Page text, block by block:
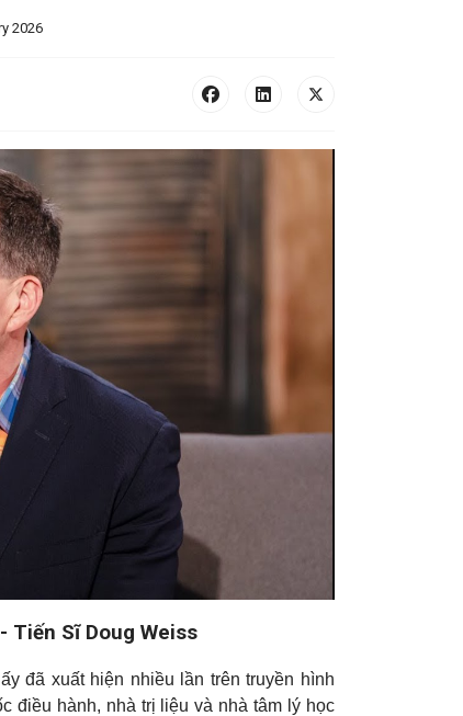
2026
Tiến Sĩ Doug Weiss
đã xuất hiện nhiều lần trên truyền hình
điều hành, nhà trị liệu và nhà tâm lý học